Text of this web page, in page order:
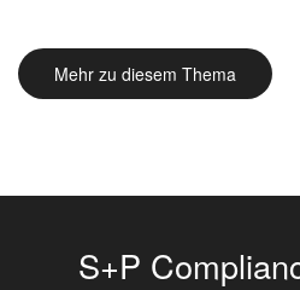
Mehr zu diesem Thema
S+P